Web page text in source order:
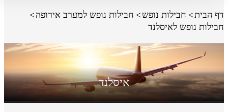
דף הבית חבילות נופש
חבילות נופש למערב אירופה
חבילות נופש לאיסלנד
איסלנד